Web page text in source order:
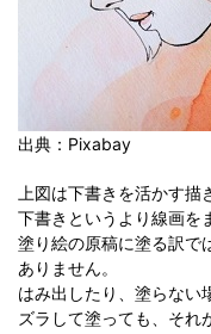
出典：Pixabay
上図は下書きを活かす描
下書きというより線画を
塗り絵の原稿に塗る訳で
ありません。
はみ出したり、塗らない
ズラして塗っても、それ